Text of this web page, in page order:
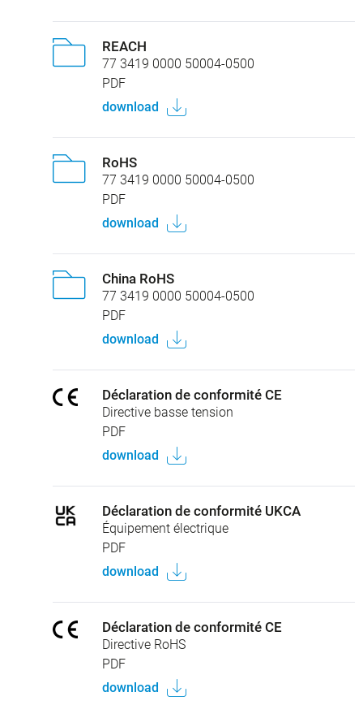
REACH
77 3419 0000 50004-0500
PDF
download
RoHS
77 3419 0000 50004-0500
PDF
download
China RoHS
77 3419 0000 50004-0500
PDF
download
Déclaration de conformité CE
Directive basse tension
PDF
download
Déclaration de conformité UKCA
Équipement électrique
PDF
download
Déclaration de conformité CE
Directive RoHS
PDF
download